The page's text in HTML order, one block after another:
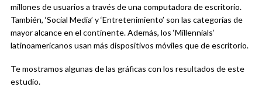
millones de usuarios a través de una computadora de escritorio.
También, ‘Social Media’ y ‘Entretenimiento’ son las categorías de
mayor alcance en el continente. Además, los ‘Millennials’
latinoamericanos usan más dispositivos móviles que de escritorio.
Te mostramos algunas de las gráficas con los resultados de este
estudio.